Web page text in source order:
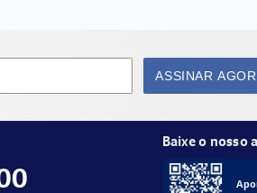
ASSINAR
Baixe o nosso